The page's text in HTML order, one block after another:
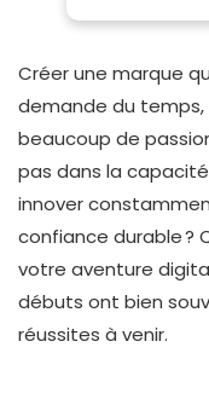
Créer une marque
demande du temps,
beaucoup de
pas dans la
innover
confiance durable ?
votre aventure
débuts ont bien
réussites à venir.